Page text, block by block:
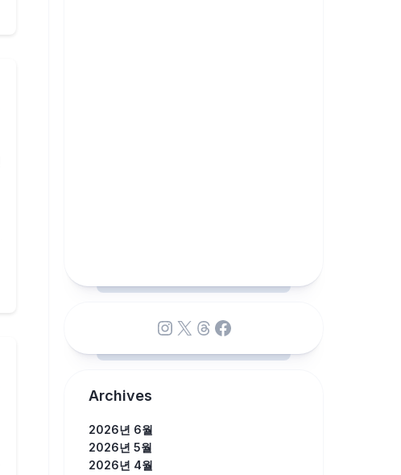
Instagram
X Threads
Facebook
Archives
2026년 6월
2026년 5월
2026년 4월